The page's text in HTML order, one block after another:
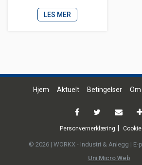
LES MER
Hjem Aktuelt Betingelser Om
Personvernerklæring
© 2026 | WORKX - Industri & Anlegg |
Uni Micro Web